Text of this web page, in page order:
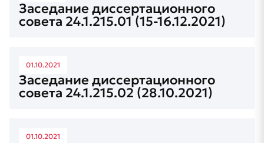
Заседание диссертационного
совета 24.1.215.01 (15-16.12.2021)
01.10.2021
Заседание диссертационного
совета 24.1.215.02 (28.10.2021)
01.10.2021